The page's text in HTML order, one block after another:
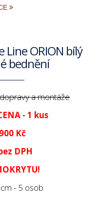
Line ORION bílý
bednění
a montáže
- 1 kus
Kč
DPH
- 5 osob